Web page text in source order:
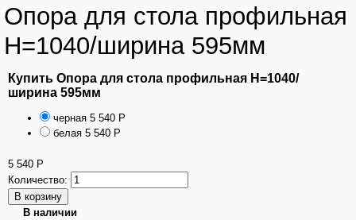
Опора для стола профильная
Н=1040/ширина 595мм
Купить Опора для стола профильная Н=1040/
ширина 595мм
черная 5 540 Р
белая 5 540 Р
5 540 Р
Количество:
В наличии